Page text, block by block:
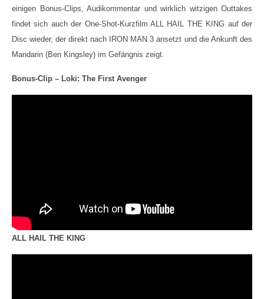
einigen Bonus-Clips, Audikommentar und wirklich witzigen Outtakes
findet sich auch der One-Shot-Kurzfilm ALL HAIL THE KING auf der
Disc wieder, der direkt nach IRON MAN 3 ansetzt und die Ankunft des
Mandarin (Ben Kingsley) im Gefängnis zeigt.
Bonus-Clip – Loki: The First Avenger
ALL HAIL THE KING